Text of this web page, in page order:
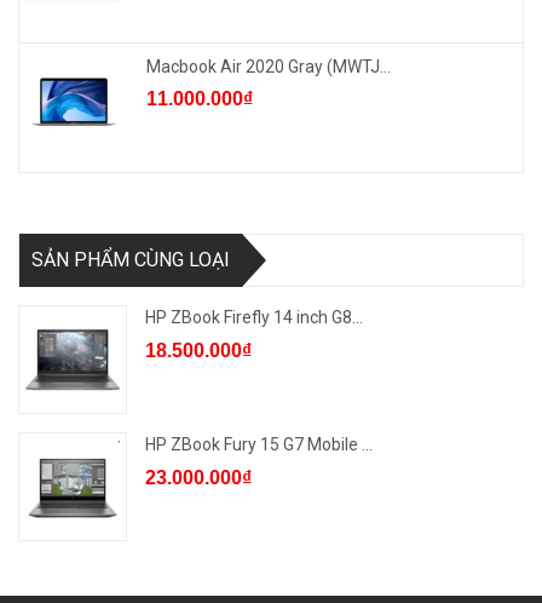
Macbook Air 2020 Gray (MWTJ...
11.000.000₫
SẢN PHẨM CÙNG LOẠI
HP ZBook Firefly 14 inch G8...
18.500.000₫
HP ZBook Fury 15 G7 Mobile ...
23.000.000₫